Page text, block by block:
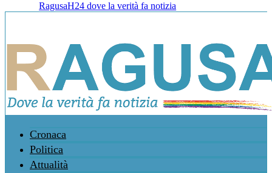
RagusaH24 dove la verità fa notizia
Cronaca
Politica
Attualità